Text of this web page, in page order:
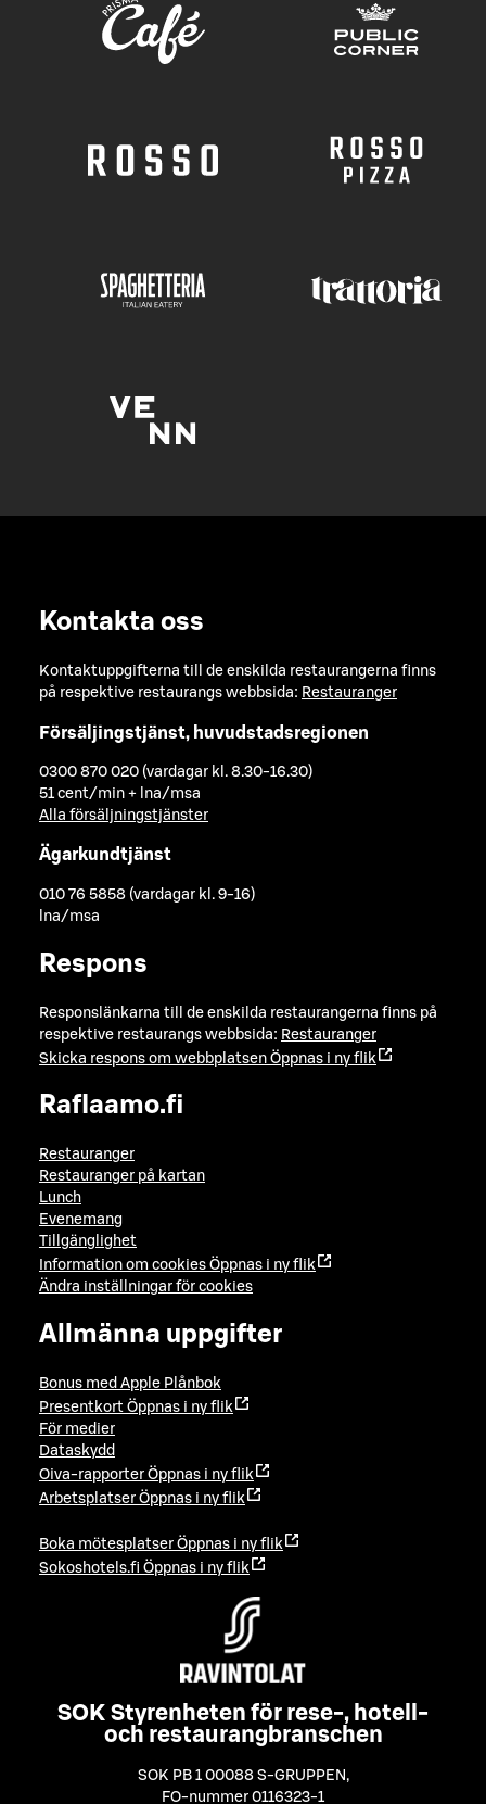
Kontakta oss
Kontaktuppgifterna till de enskilda restaurangerna finns
på respektive restaurangs webbsida: Restauranger
Försäljingstjänst, huvudstadsregionen
0300 870 020 (vardagar kl. 8.30-16.30)
51 cent/min + lna/msa
Alla försäljningstjänster
Ägarkundtjänst
010 76 5858 (vardagar kl. 9-16)
lna/msa
Respons
Responslänkarna till de enskilda restaurangerna finns på
respektive restaurangs webbsida: Restauranger
Skicka respons om webbplatsen Öppnas i ny flik
Raflaamo.fi
Restauranger
Restauranger på kartan
Lunch
Evenemang
Tillgänglighet
Information om cookies Öppnas i ny flik
Ändra inställningar för cookies
Allmänna uppgifter
Bonus med Apple Plånbok
Presentkort Öppnas i ny flik
För medier
Dataskydd
Oiva-rapporter Öppnas i ny flik
Arbetsplatser Öppnas i ny flik
Boka mötesplatser Öppnas i ny flik
Sokoshotels.fi Öppnas i ny flik
SOK Styrenheten för rese-, hotell-
och restaurangbranschen
SOK PB 1 00088 S-GRUPPEN ,
FO-nummer 0116323-1